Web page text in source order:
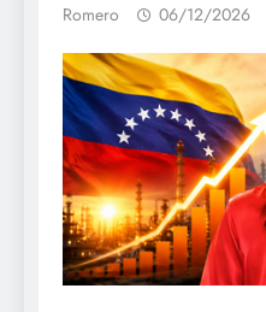
Romero
06/12/2026